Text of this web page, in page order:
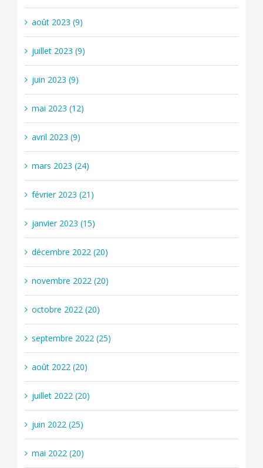
août 2023 (9)
juillet 2023 (9)
juin 2023 (9)
mai 2023 (12)
avril 2023 (9)
mars 2023 (24)
février 2023 (21)
janvier 2023 (15)
décembre 2022 (20)
novembre 2022 (20)
octobre 2022 (20)
septembre 2022 (25)
août 2022 (20)
juillet 2022 (20)
juin 2022 (25)
mai 2022 (20)